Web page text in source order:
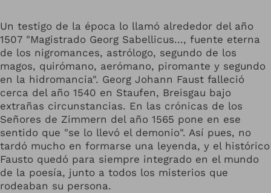
Un testigo de la época lo llamó alrededor del año
1507 "Magistrado Georg Sabellicus..., fuente eterna
de los nigromances, astrólogo, segundo de los
magos, quirómano, aerómano, piromante y segundo
en la hidromancia". Georg Johann Faust falleció
cerca del año 1540 en Staufen, Breisgau bajo
extrañas circunstancias. En las crónicas de los
Señores de Zimmern del año 1565 pone en ese
sentido que "se lo llevó el demonio". Así pues, no
tardó mucho en formarse una leyenda, y el histórico
Fausto quedó para siempre integrado en el mundo
de la poesía, junto a todos los misterios que
rodeaban su persona.